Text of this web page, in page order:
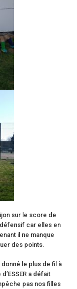
sur le score de
car elles en
il ne manque
des points.
le plus de fil à
a défait
pas nos filles